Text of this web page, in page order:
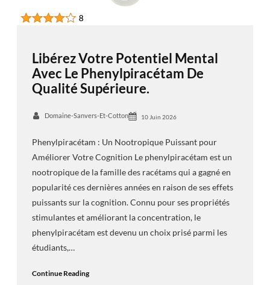
Libérez Votre Potentiel Mental
Avec Le Phenylpiracétam De
Qualité Supérieure.
Domaine-Sanvers-Et-Cotton 10 Juin 2026
Phenylpiracétam : Un Nootropique Puissant pour
Améliorer Votre Cognition Le phenylpiracétam est un
nootropique de la famille des racétams qui a gagné en
popularité ces dernières années en raison de ses effets
puissants sur la cognition. Connu pour ses propriétés
stimulantes et améliorant la concentration, le
phenylpiracétam est devenu un choix prisé parmi les
étudiants,…
Continue Reading